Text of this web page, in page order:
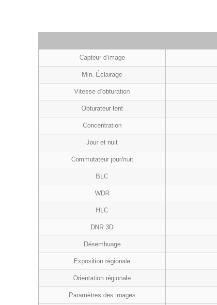
Capteur d’image
Min. Éclairage
Vitesse d’obturation
Obturateur lent
Concentration
Jour et nuit
Commutateur jour/nuit
BLC
WDR
HLC
DNR 3D
Désembuage
Exposition régionale
Orientation régionale
Paramètres des images